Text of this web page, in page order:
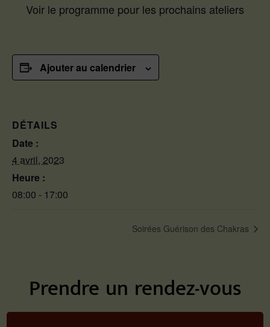
Voir le programme pour les prochains ateliers
Ajouter au calendrier
DÉTAILS
Date :
4 avril, 2023
Heure :
08:00 - 17:00
Soirées Guérison des Chakras
Prendre un rendez-vous